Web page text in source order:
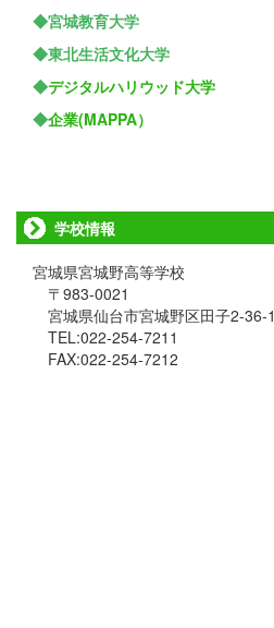
◆宮城教育大学
◆東北生活文化大学
◆デジタルハリウッド大学
◆企業(MAPPA）
学校情報
宮城県宮城野高等学校
〒983-0021
宮城県仙台市宮城野区田子2-36-1
TEL:022-254-7211
FAX:022-254-7212